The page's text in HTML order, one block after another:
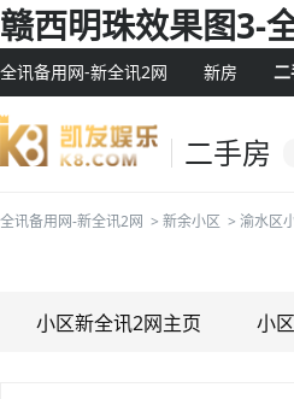
赣西明珠效果图3-
全讯备用网-新全讯2网 新房
二手房
全讯备用网-新全讯2网 > 新余小区 > 渝水区
小区新全讯2网主页 小